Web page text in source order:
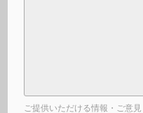
ご提供いただける情報・ご意